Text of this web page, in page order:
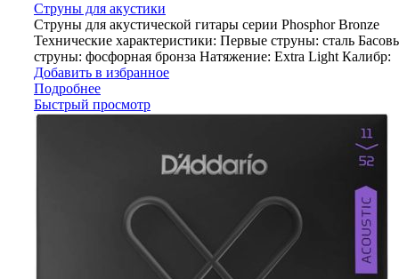
Струны для акустики
Струны для акустической гитары серии Phosphor Bronze
Технические характеристики: Первые струны: сталь
струны: фосфорная бронза Натяжение: Extra Light Калибр:
Добавить в избранное
Подробнее
Быстрый просмотр